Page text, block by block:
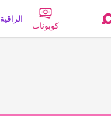
كوبونات
الراقية